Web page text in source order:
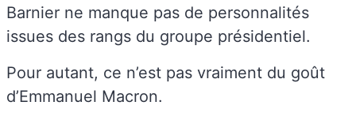
Barnier ne manque pas de personnalités
issues des rangs du groupe présidentiel.
Pour autant, ce n’est pas vraiment du goût
d’Emmanuel Macron.